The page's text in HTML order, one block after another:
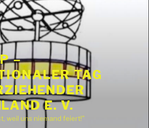
–
TAG
E. V.
weil uns niemand feiert!"